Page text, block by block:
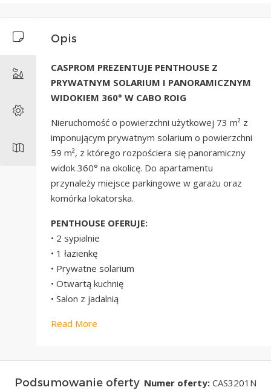
Opis
CASPROM PREZENTUJE PENTHOUSE Z
PRYWATNYM SOLARIUM I PANORAMICZNYM
WIDOKIEM 360° W CABO ROIG
Nieruchomość o powierzchni użytkowej 73 m² z
imponującym prywatnym solarium o powierzchni
59 m², z którego rozpościera się panoramiczny
widok 360° na okolicę. Do apartamentu
przynależy miejsce parkingowe w garażu oraz
komórka lokatorska.
PENTHOUSE OFERUJE:
• 2 sypialnie
• 1 łazienkę
• Prywatne solarium
• Otwartą kuchnię
• Salon z jadalnią
Read More
Podsumowanie oferty Numer oferty: CAS3201N